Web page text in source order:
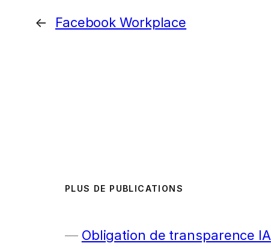
← Facebook Workplace
PLUS DE PUBLICATIONS
Obligation de transparence IA